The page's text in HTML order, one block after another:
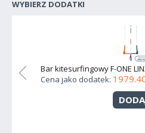
WYBIERZ DODATKI
Bar kitesurfingowy F-ONE
Cena jako dodatek: